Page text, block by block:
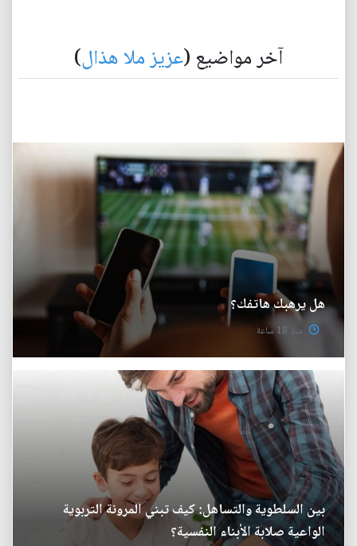
آخر مواضيع (عزيز ملا هذال)
هل يرهبك هاتفك؟
منذ 18 ساعة
بين السلطوية والتساهل: كيف تبني المرونة التربوية
الواعية صلابة الأبناء النفسية؟